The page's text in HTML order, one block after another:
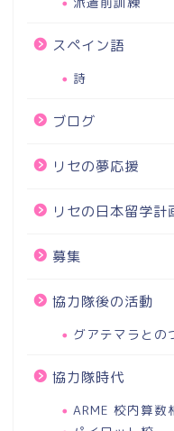
スペイン語
詩
ブログ
リセの夢応援
リセの日本留学計
募集
協力隊後の活動
グアテマラとの
協力隊時代
ARME 校内算数